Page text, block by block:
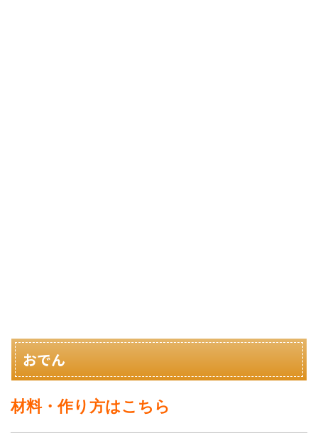
おでん
材料・作り方はこちら